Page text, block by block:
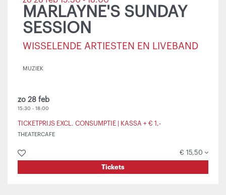
MARLAYNE'S SUNDAY
SESSION
WISSELENDE ARTIESTEN EN LIVEBAND
MUZIEK
zo 28 feb
15:30 - 18:00
TICKETPRIJS EXCL. CONSUMPTIE | KASSA + € 1,-
THEATERCAFE
€ 15,50
Tickets